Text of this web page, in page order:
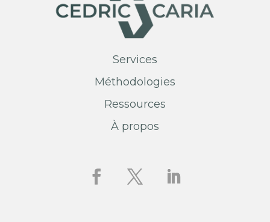
Services
Méthodologies
Ressources
À propos